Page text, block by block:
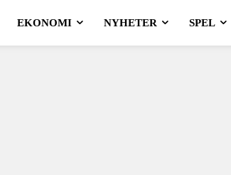
EKONOMI NYHETER SPEL